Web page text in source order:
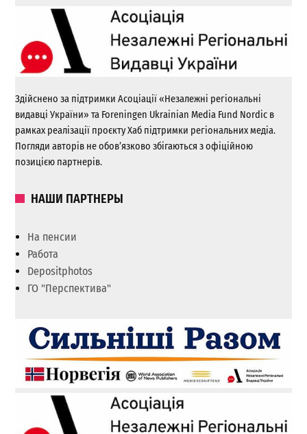
Здійснено за підтримки Асоціації «Незалежні регіональні
видавці України» та Foreningen Ukrainian Media Fund Nordic в
рамках реалізації проєкту Хаб підтримки регіональних медіа.
Погляди авторів не обов’язково збігаються з офіційною
позицією партнерів.
НАШИ ПАРТНЕРЫ
На пенсии
Работа
Depositphotos
ГО "Перспектива"